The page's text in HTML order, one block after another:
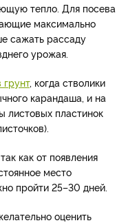
тепло. Для посева
максимально
сажать рассаду
урожая.
грунт, когда стволики
карандаша, и на
листовых пластинок
как от появления
место
пройти 25–30 дней.
оценить